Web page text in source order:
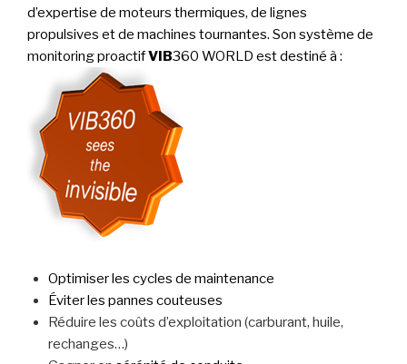
d’expertise de moteurs thermiques, de lignes
propulsives et de machines tournantes. Son système de
monitoring proactifVIB360 WORLD est destiné à :
Optimiser les cycles de maintenance
Éviter les pannes couteuses
Réduire les coûts d’exploitation (carburant, huile,
rechanges…)